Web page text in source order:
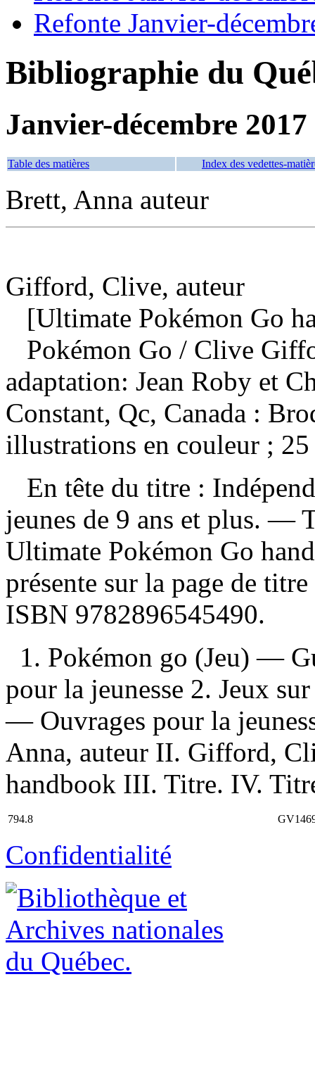
Refonte Janvier-
Bibliographie du
Janvier-décembre 2017
Table des matières Index des vedettes-
Brett, Anna auteur
Gifford, Clive, auteur
[Ultimate Pokémon Go
Pokémon Go / Clive
adaptation: Jean Roby et
Constant, Qc, Canada :
illustrations en couleur ;
En tête du titre :
jeunes de 9 ans et plus. —
Ultimate Pokémon Go
présente sur la page de
ISBN 9782896545490.
1. Pokémon go (Jeu) —
pour la jeunesse 2. Jeux
— Ouvrages pour la
Anna, auteur II. Gifford,
handbook III. Titre. IV.
794.8
Confidentialité